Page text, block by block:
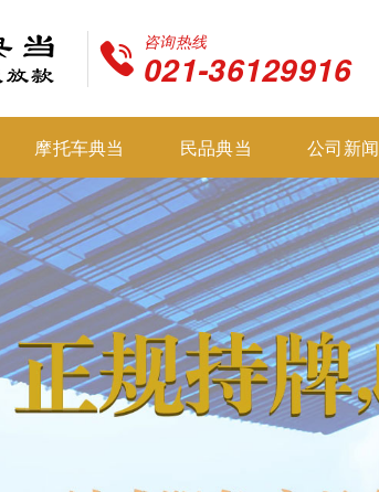
咨询热线
021-36129916
摩托车典当 民品典当 公司新闻